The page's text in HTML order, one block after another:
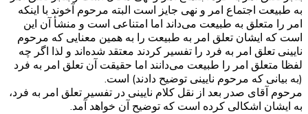
به طبیعت اجتماع امر و نهی جایز است البته مرحوم آخوند با اینکه
امر را متعلق به طبیعت می‌داند اما امتناعی است و منشأ آن این
است که ایشان تعلق امر به طبیعت را به همین معنایی که مرحوم
نایینی تعلق امر به فرد را تفسیر کردند معتقد شده‌اند و لذا اگر چه
لفظا متعلق امر را طبیعت می‌دانند اما حقیقت آن تعلق امر به فرد
(به بیانی که مرحوم نایینی توضیح دادند) است.
مرحوم آقای صدر بعد از نقل کلام نایینی در تفسیر تعلق امر به فرد،
به ایشان اشکالی کرده است که توضیح آن خواهد آمد.